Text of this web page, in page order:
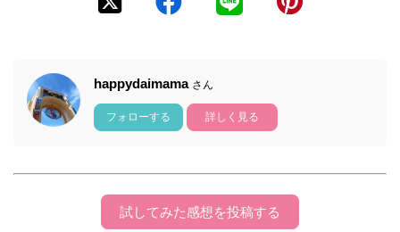
happydaimama さん
フォローする 詳しく見る
試してみた感想を投稿する